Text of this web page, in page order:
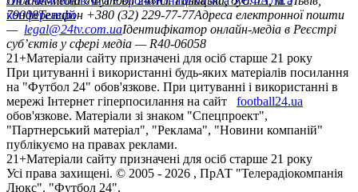
конференцій
79008Телефон +380 (32) 229-77-77Адреса електронної пошти
— legal@24tv.com.uaІдентифікатор онлайн-медіа в Реєстрі
суб’єктів у сфері медіа — R40-06058
21+Матеріали сайту призначені для осіб старше 21 року
При цитуванні і використанні будь-яких матеріалів посилання
на "Футбол 24" обов'язкове. При цитуванні і використанні в
мережі Інтернет гіперпосилання на сайт
football24.ua
обов'язкове. Матеріали зі знаком "Спецпроект",
"Партнерський матеріал", "Реклама", "Новини компаній"
публікуємо на правах реклами.
21+Матеріали сайту призначені для осіб старше 21 року
Усi права захищенi. © 2005 - 2026 , ПрАТ "Телерадіокомпанія
Люкс". "Футбол 24".